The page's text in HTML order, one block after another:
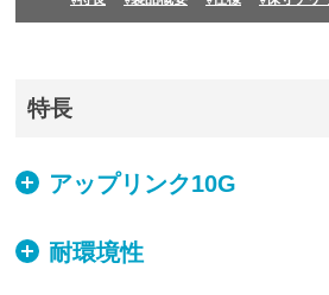
特長
アップリンク10G
耐環境性